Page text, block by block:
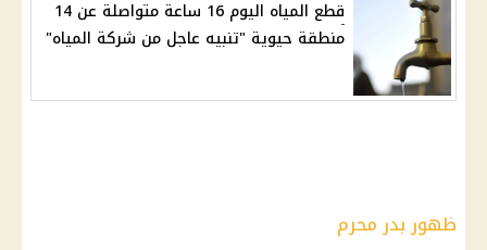
قطع المياه اليوم 16 ساعة متواصلة عن 14
منطقة حيوية "تنبيه عاجل من شركة المياه"
ظهور بدر محرم